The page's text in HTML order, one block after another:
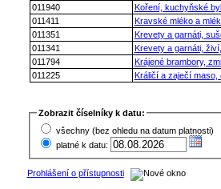
011940
Koření, kuchyňské
011411
Kravské mléko a
011351
Krevety a garnáti,
011341
Krevety a garnáti,
011794
Krájené brambory,
011225
Králičí a zaječí
Zobrazit číselníky k datu:
všechny (bez ohledu na datum platnosti)
platné k datu:
Prohlášení o přístupnosti